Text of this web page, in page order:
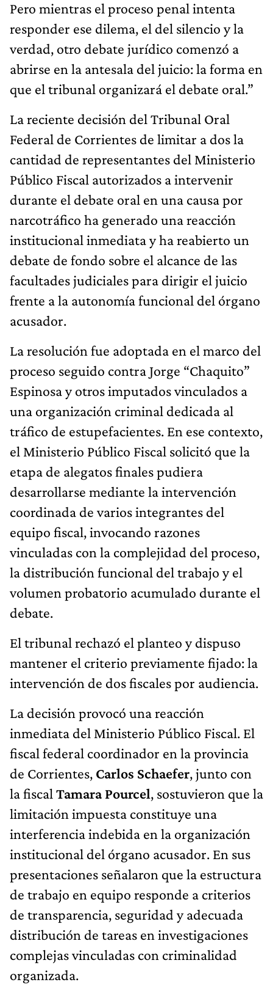
Pero mientras el proceso penal intenta
responder ese dilema, el del silencio y la
verdad, otro debate jurídico comenzó a
abrirse en la antesala del juicio: la forma en
que el tribunal organizará el debate oral.”
La reciente decisión del Tribunal Oral
Federal de Corrientes de limitar a dos la
cantidad de representantes del Ministerio
Público Fiscal autorizados a intervenir
durante el debate oral en una causa por
narcotráfico ha generado una reacción
institucional inmediata y ha reabierto un
debate de fondo sobre el alcance de las
facultades judiciales para dirigir el juicio
frente a la autonomía funcional del órgano
acusador.
La resolución fue adoptada en el marco del
proceso seguido contra Jorge “Chaquito”
Espinosa y otros imputados vinculados a
una organización criminal dedicada al
tráfico de estupefacientes. En ese contexto,
el Ministerio Público Fiscal solicitó que la
etapa de alegatos finales pudiera
desarrollarse mediante la intervención
coordinada de varios integrantes del
equipo fiscal, invocando razones
vinculadas con la complejidad del proceso,
la distribución funcional del trabajo y el
volumen probatorio acumulado durante el
debate.
El tribunal rechazó el planteo y dispuso
mantener el criterio previamente fijado: la
intervención de dos fiscales por audiencia.
La decisión provocó una reacción
inmediata del Ministerio Público Fiscal. El
fiscal federal coordinador en la provincia
de Corrientes, Carlos Schaefer, junto con
la fiscal Tamara Pourcel, sostuvieron que la
limitación impuesta constituye una
interferencia indebida en la organización
institucional del órgano acusador. En sus
presentaciones señalaron que la estructura
de trabajo en equipo responde a criterios
de transparencia, seguridad y adecuada
distribución de tareas en investigaciones
complejas vinculadas con criminalidad
organizada.